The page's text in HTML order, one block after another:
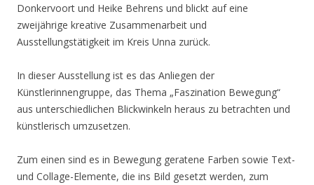
Donkervoort und Heike Behrens und blickt auf eine
zweijährige kreative Zusammenarbeit und
Ausstellungstätigkeit im Kreis Unna zurück.
In dieser Ausstellung ist es das Anliegen der
Künstlerinnengruppe, das Thema „Faszination Bewegung“
aus unterschiedlichen Blickwinkeln heraus zu betrachten und
künstlerisch umzusetzen.
Zum einen sind es in Bewegung geratene Farben sowie Text-
und Collage-Elemente, die ins Bild gesetzt werden, zum